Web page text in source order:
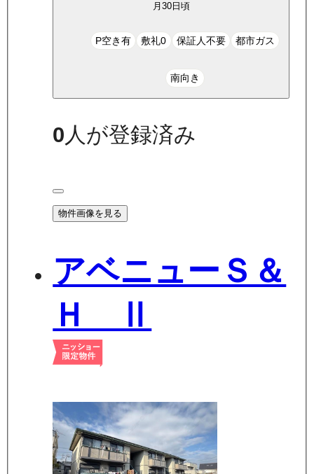
月30日頃
P空き有 敷礼0 保証人不要 都市ガス
南向き
0 人が登録済み
物件画像を見る
アベニューＳ＆
Ｈ Ⅱ